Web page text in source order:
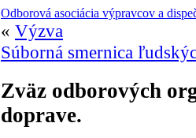
Odborová asociácia výpravcov a
« Výzva
Súborná smernica
Zväz odborových
doprave.